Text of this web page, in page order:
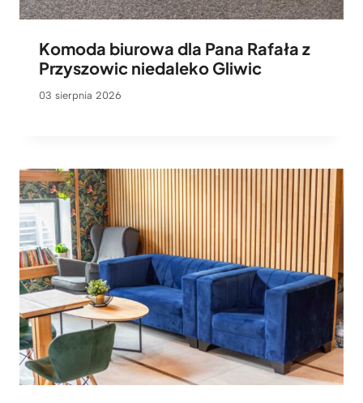
Komoda biurowa dla Pana Rafała z
Przyszowic niedaleko Gliwic
03 sierpnia 2026